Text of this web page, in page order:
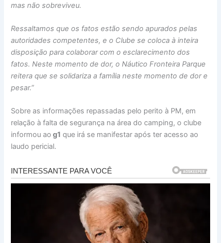
mas não sobreviveu.
Ressaltamos que os fatos estão sendo apurados pelas
autoridades competentes, e o Clube se coloca à inteira
disposição para colaborar com o esclarecimento dos
fatos. Neste momento de dor, o Náutico Fronteira Parque
reitera que se solidariza a família neste momento de dor e
pesar.”
Sobre as informações repassadas pelo perito à PM, em
relação à falta de segurança na área do camping, o clube
informou ao g1 que irá se manifestar após ter acesso ao
laudo pericial.